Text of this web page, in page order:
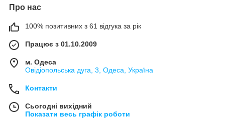
Про нас
100% позитивних з 61 відгука за рік
Працює з 01.10.2009
м. Одеса
Овідіопольська дуга, 3, Одеса, Україна
Контакти
Сьогодні вихідний
Показати весь графік роботи